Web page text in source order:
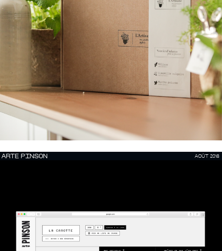
ARTE PINSON AOÛT 2018